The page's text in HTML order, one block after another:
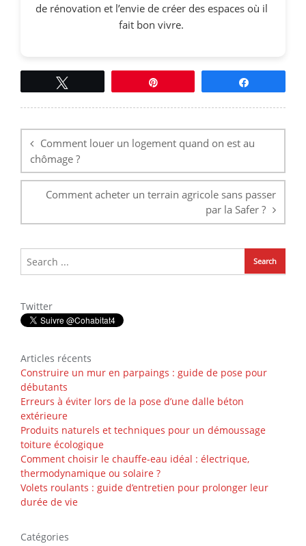
de rénovation et l’envie de créer des espaces où il
fait bon vivre.
de
l’articleComment louer un logement quand on est au
chômage ?
Comment acheter un terrain agricole sans passer
par la Safer ?
Twitter
Articles récents
Construire un mur en parpaings : guide de pose pour
débutants
Erreurs à éviter lors de la pose d’une dalle béton
extérieure
Produits naturels et techniques pour un démoussage
toiture écologique
Comment choisir le chauffe-eau idéal : électrique,
thermodynamique ou solaire ?
Volets roulants : guide d’entretien pour prolonger leur
durée de vie
Catégories